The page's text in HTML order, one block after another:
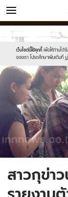
ข่าว
เว็บไซต์นี้ใช้คุกกี้ เพื่อให้ท่านได้
ของเรา โปรดศึกษาเพิ่มเติมที่ น
Sanook
//s.isanook.com/sr/
new-
sanook.png
600
60
//s.isanook.com/ns/
01.jpg
สาวกุข่า